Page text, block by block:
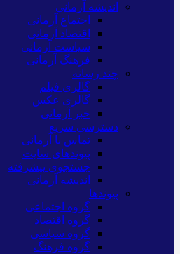
اندیشه آرمانی
اجتماع آرمانی
اقتصاد آرمانی
سیاست آرمانی
فرهنگ آرمانی
چند رسانه
گالری فیلم
گالری عکس
خبر آرمانی
دسترسی سریع
تماس با آرمانی
پیوندهای سایت
جستجوی پیشرفته
اندیشه آرمانی
پیوندها
گروه اجتماعی
گروه اقتصاد
گروه سیاسی
گروه فرهنگ